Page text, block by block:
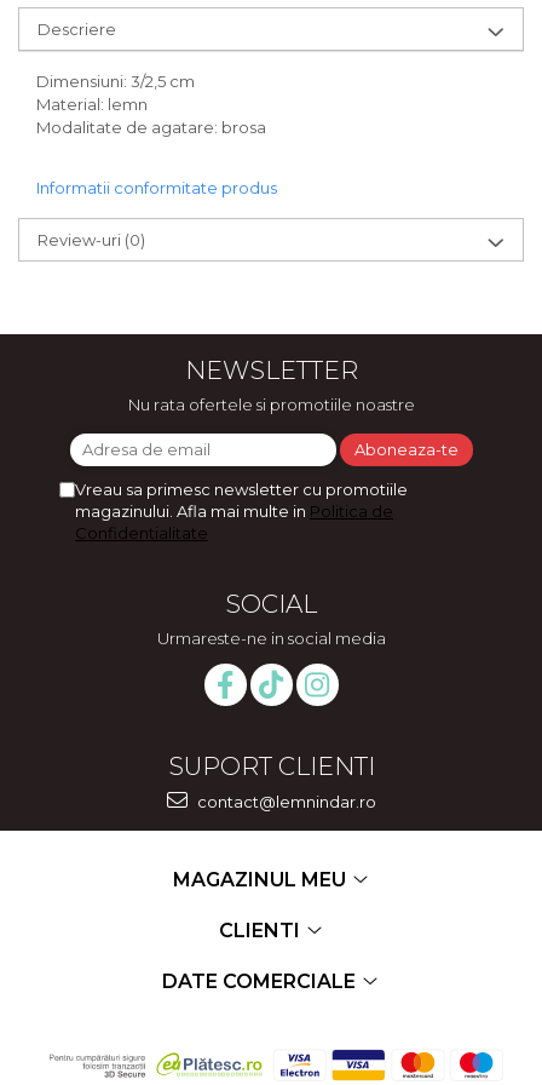
Bijuterii
CERCEI ZAMAC
Ateliere - planse cu nisip colorat
Descriere
Dimensiuni: 3/2,5 cm
Material: lemn
Modalitate de agatare: brosa
Informatii conformitate produs
Review-uri (0)
NEWSLETTER
Nu rata ofertele si promotiile noastre
Vreau sa primesc newsletter cu promotiile
magazinului. Afla mai multe in Politica de
Confidentialitate
SOCIAL
Urmareste-ne in social media
SUPORT CLIENTI
contact@lemnindar.ro
MAGAZINUL MEU
CLIENTI
DATE COMERCIALE